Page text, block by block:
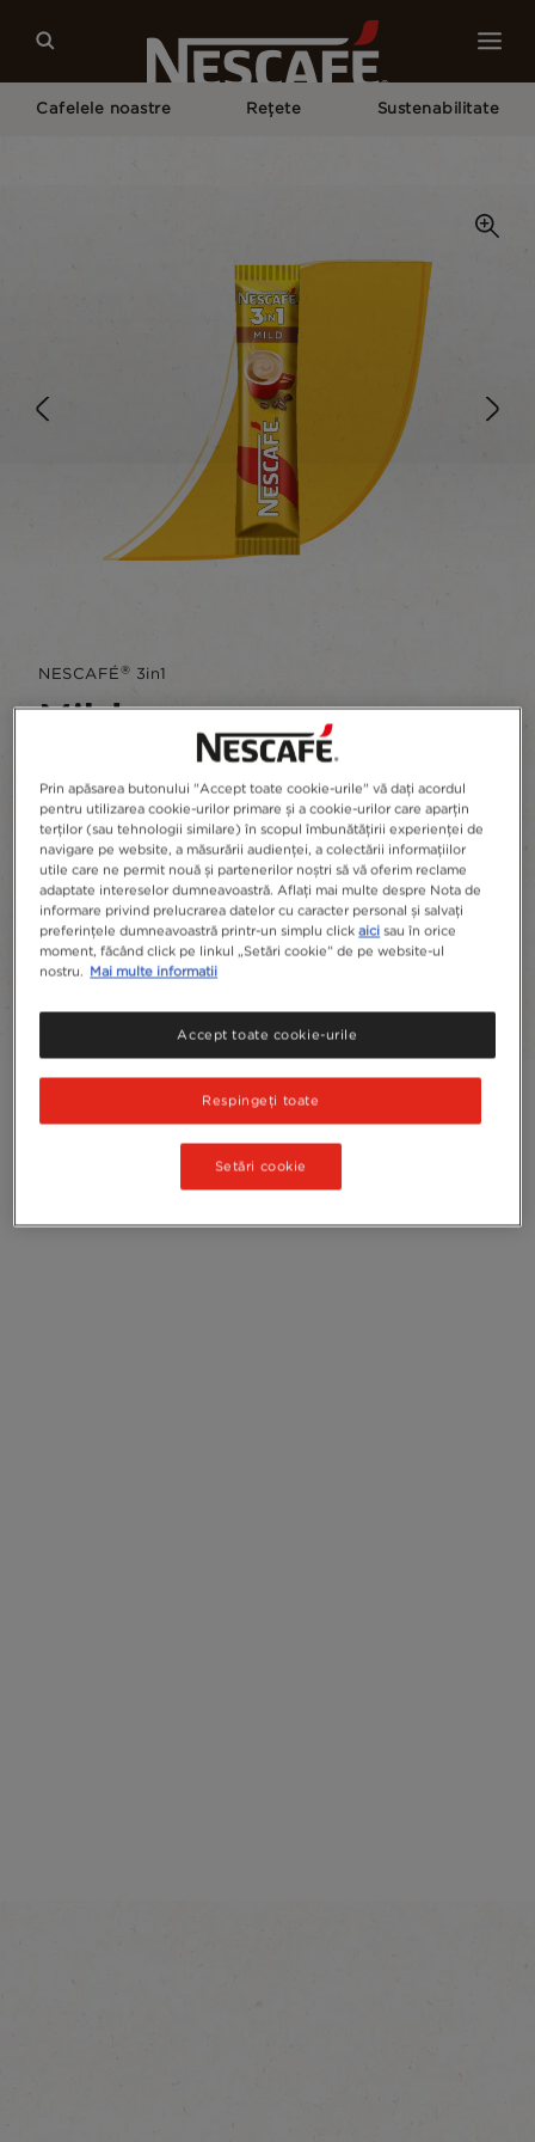
Cafelele noastre Rețete Sustenabilitate
NESCAFÉ® 3in1
Mild
Aromă bogată și gust fin de lapte
Adaugă la preferate
Plicuri
24 x 15g, 360g
Prin apăsarea butonului "Accept toate cookie-urile" vă dați acordul
pentru utilizarea cookie-urilor primare și a cookie-urilor care aparțin
terților (sau tehnologii similare) în scopul îmbunătățirii experienței de
navigare pe website, a măsurării audienței, a colectării informațiilor
utile care ne permit nouă și partenerilor noștri să vă oferim reclame
adaptate intereselor dumneavoastră. Aflați mai multe despre Nota de
informare privind prelucrarea datelor cu caracter personal și salvați
preferințele dumneavoastră printr-un simplu clickaici sau în orice
moment, făcând click pe linkul „Setări cookie” de pe website-ul
nostru. Mai multe informatii
Respingeți toate
Accept toate cookie-urile
Setări cookie